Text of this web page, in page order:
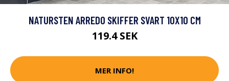
NATURSTEN ARREDO SKIFFER SVART 10X10 CM
119.4 SEK
MER INFO!